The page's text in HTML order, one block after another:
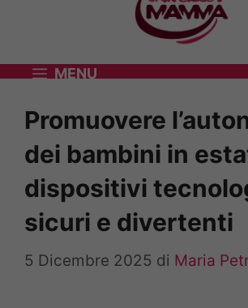
MENU
Promuovere
dei bambini in
dispositivi
sicuri e divertenti
5 Dicembre 2025 di Maria